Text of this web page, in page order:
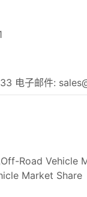
电子邮件:
Road Vehicle
Market Share